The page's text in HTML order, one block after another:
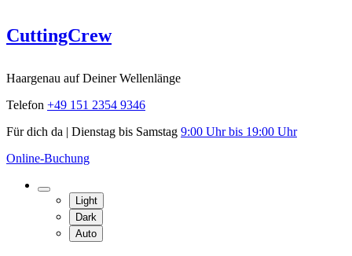
Skip
to
CuttingCrew
Haargenau auf Deiner Wellenlänge
Telefon +49 151 2354 9346
Für dich da | Dienstag bis Samstag 9:00 Uhr bis 19:00 Uhr
Online-Buchung
Light
Dark
Auto